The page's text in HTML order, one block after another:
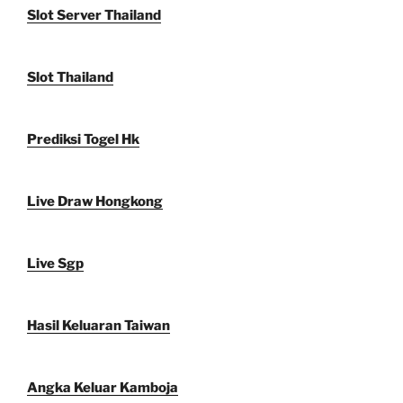
Slot Server Thailand
Slot Thailand
Prediksi Togel Hk
Live Draw Hongkong
Live Sgp
Hasil Keluaran Taiwan
Angka Keluar Kamboja